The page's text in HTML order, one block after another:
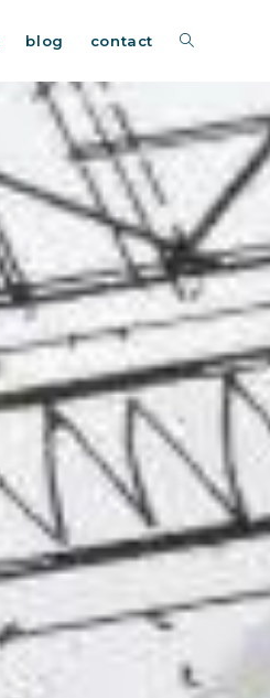
blog contact